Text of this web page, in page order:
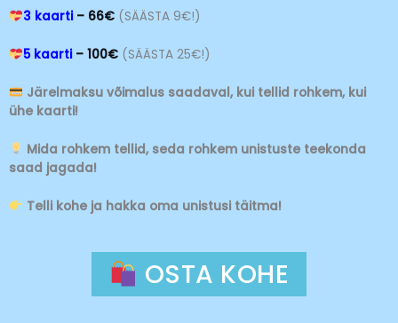
3 kaarti– 66€(SÄÄSTA 9€!)
5 kaarti– 100€(SÄÄSTA 25€!)
Järelmaksu võimalus saadaval, kui tellid rohkem, kui
ühe kaarti!
Mida rohkem tellid, seda rohkem unistuste teekonda
saad jagada!
Telli kohe ja hakka oma unistusi täitma!
OSTA KOHE